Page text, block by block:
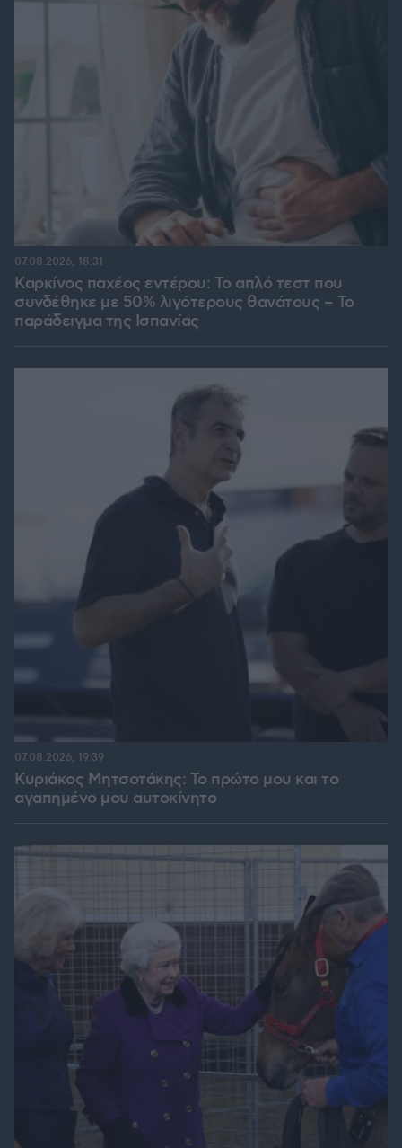
Καρκίνος παχέος εντέρου: Το απλό τεστ που
συνδέθηκε με 50% λιγότερους θανάτους – Το
παράδειγμα της Ισπανίας
07.08.2026, 18:31
Κυριάκος Μητσοτάκης: Το πρώτο μου και το
αγαπημένο μου αυτοκίνητο
07.08.2026, 19:39